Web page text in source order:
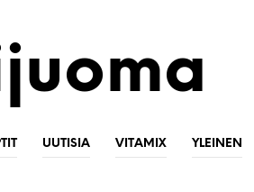
UUTISIA VITAMIX YLEINEN